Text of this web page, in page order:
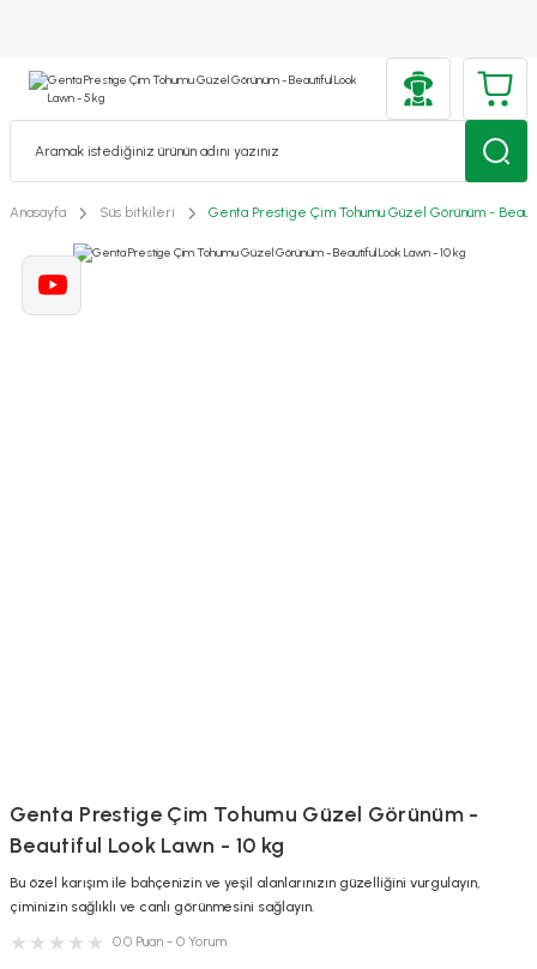
Anasayfa Süs bitkileri Genta Prestige Çim Tohumu Güzel Görünüm -
Genta Prestige Çim Tohumu Güzel Görünüm -
Beautiful Look Lawn - 10 kg
Bu özel karışım ile bahçenizin ve yeşil alanlarınızın güzelliğini vurgulayın,
çiminizin sağlıklı ve canlı görünmesini sağlayın.
0.0 Puan - 0 Yorum